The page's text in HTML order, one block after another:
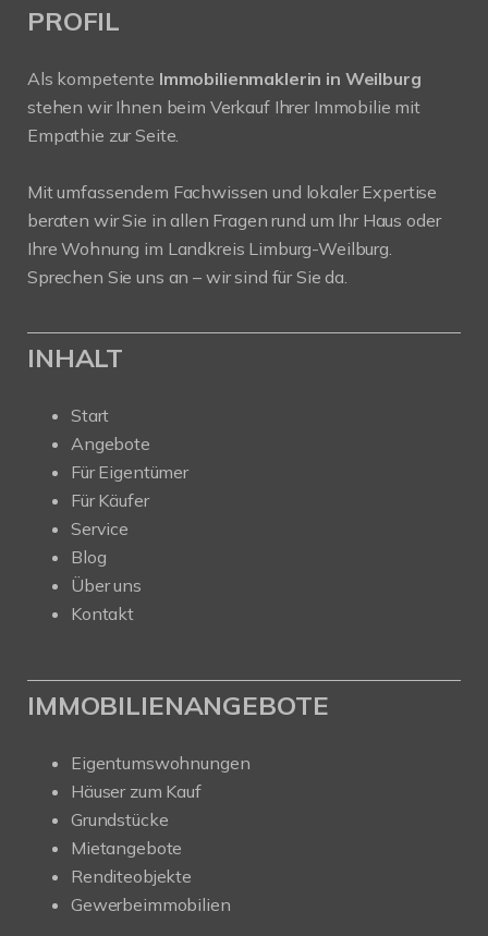
PROFIL
Als kompetente Immobilienmaklerin in Weilburg
stehen wir Ihnen beim Verkauf Ihrer Immobilie mit
Empathie zur Seite.
Mit umfassendem Fachwissen und lokaler Expertise
beraten wir Sie in allen Fragen rund um Ihr Haus oder
Ihre Wohnung im Landkreis Limburg-Weilburg.
Sprechen Sie uns an – wir sind für Sie da.
INHALT
Start
Angebote
Für Eigentümer
Für Käufer
Service
Blog
Über uns
Kontakt
IMMOBILIENANGEBOTE
Eigentumswohnungen
Häuser zum Kauf
Grundstücke
Mietangebote
Renditeobjekte
Gewerbeimmobilien